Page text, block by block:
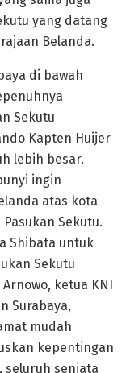
yang datang
Belanda.
di bawah
Sekutu
Kapten Huijer
lebih besar.
ingin
atas kota
Sekutu.
Shibata untuk
Sekutu
ketua KNI
Surabaya,
mudah
kepentingan
seluruh senjata